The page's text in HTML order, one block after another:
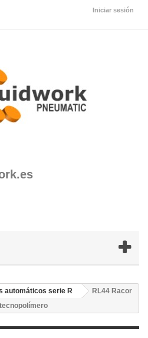
Iniciar sesión
automáticos serie R
RL44 Racor